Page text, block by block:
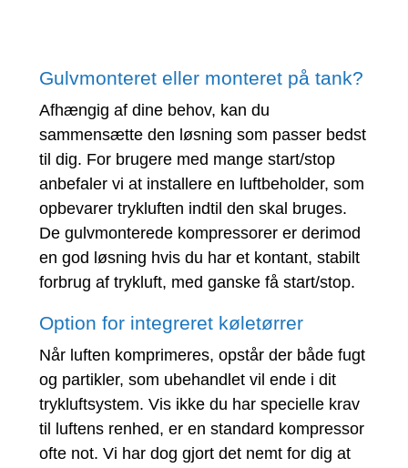
Gulvmonteret eller monteret på tank?
Afhængig af dine behov, kan du
sammensætte den løsning som passer bedst
til dig. For brugere med mange start/stop
anbefaler vi at installere en luftbeholder, som
opbevarer trykluften indtil den skal bruges.
De gulvmonterede kompressorer er derimod
en god løsning hvis du har et kontant, stabilt
forbrug af trykluft, med ganske få start/stop.
Option for integreret køletørrer
Når luften komprimeres, opstår der både fugt
og partikler, som ubehandlet vil ende i dit
trykluftsystem. Vis ikke du har specielle krav
til luftens renhed, er en standard kompressor
ofte not. Vi har dog gjort det nemt for dig at